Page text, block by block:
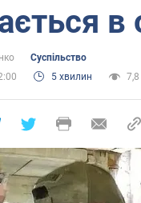
в
Суспільство
5 хвилин 7,8